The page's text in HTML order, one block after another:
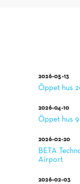
2026-05-13
Öppet hus
2026-04-10
Öppet hus
2026-02-20
BETA
Airport
2026-02-03